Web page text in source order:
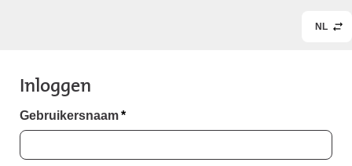
NL
Inloggen
Gebruikersnaam*